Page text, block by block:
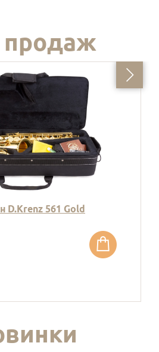
продаж
D.Krenz 561 Gold